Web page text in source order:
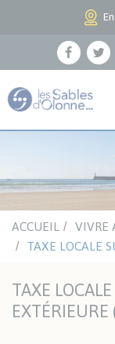
ACCUEIL VIVRE
TAXE LOCALE
TAXE
Panneau de gestion